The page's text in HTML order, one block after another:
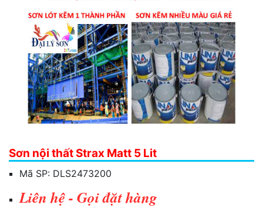
Sơn nội thất Strax Matt 5 Lit
Mã SP: DLS2473200
Liên hệ - Gọi đặt hàng